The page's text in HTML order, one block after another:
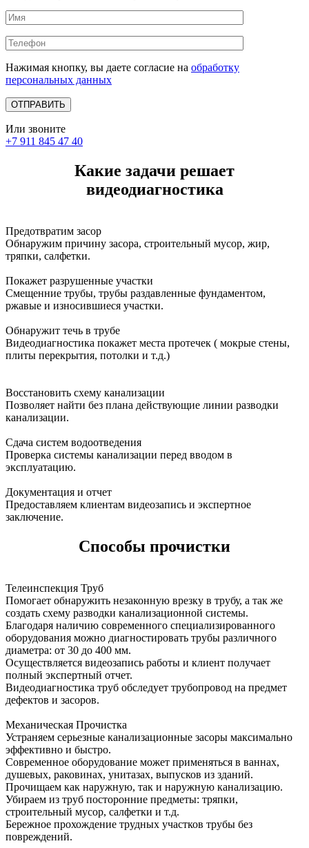
Нажимая кнопку, вы даете согласие на обработку
персональных данных
Или звоните
+7 911 845 47 40
Какие задачи решает
видеодиагностика
Предотвратим засор
Обнаружим причину засора, cтроительный мусор, жир,
тряпки, салфетки.
Покажет разрушенные участки
Смещенние трубы, трубы раздавленные фундаментом,
ржавые и износившиеся участки.
Обнаружит течь в трубе
Видеодиагностика покажет места протечек ( мокрые стены,
плиты перекрытия, потолки и т.д.)
Восстановить схему канализации
Позволяет найти без плана действующие линии разводки
канализации.
Сдача систем водоотведения
Проверка системы канализации перед вводом в
эксплуатацию.
Документация и отчет
Предоставляем клиентам видеозапись и экспертное
заключение.
Способы прочистки
Телеинспекция Труб
Помогает обнаружить незаконную врезку в трубу, а так же
создать схему разводки канализационной системы.
Благодаря наличию современного специализированного
оборудования можно диагностировать трубы различного
диаметра: от 30 до 400 мм.
Осуществляется видеозапись работы и клиент получает
полный экспертный отчет.
Видеодиагностика труб обследует трубопровод на предмет
дефектов и засоров.
Механическая Прочистка
Устраняем серьезные канализационные засоры максимально
эффективно и быстро.
Современное оборудование может применяться в ваннах,
душевых, раковинах, унитазах, выпусков из зданий.
Прочищаем как наружную, так и наружную канализацию.
Убираем из труб посторонние предметы: тряпки,
строительный мусор, салфетки и т.д.
Бережное прохождение трудных участков трубы без
повреждений.